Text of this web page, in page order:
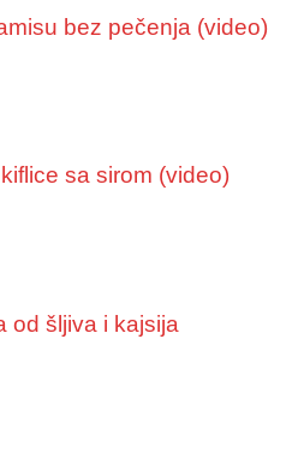
bez pečenja (video)
sa sirom (video)
od šljiva i kajsija